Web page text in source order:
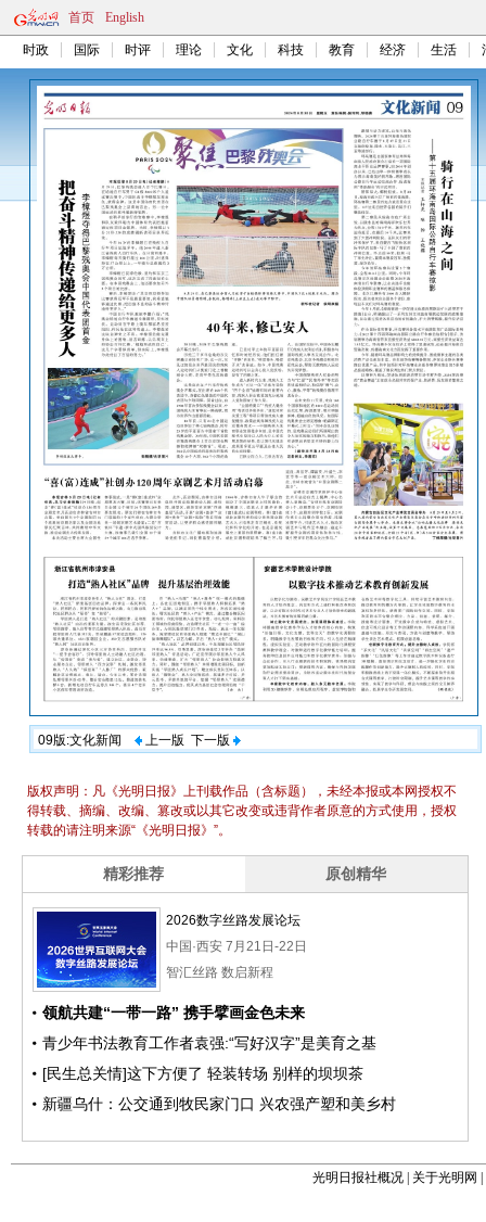
首页 English
时政 国际 时评 理论 文化 科技 教育 经济 生活
09版:文化新闻 上一版 下一版
光明日报社概况 关于光明网